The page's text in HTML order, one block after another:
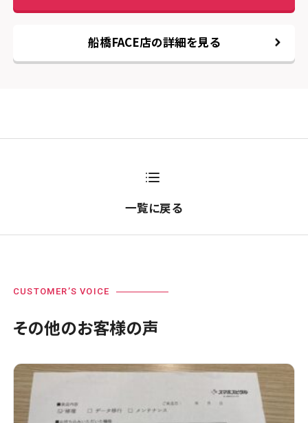
船橋FACE店の詳細を見る
一覧に戻る
CUSTOMER’S VOICE
その他のお客様の声